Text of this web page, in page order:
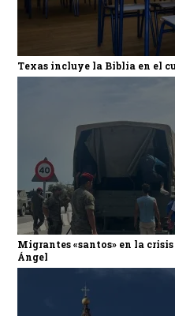
Texas incluye la Biblia en el
Migrantes «santos» en la
Ángel